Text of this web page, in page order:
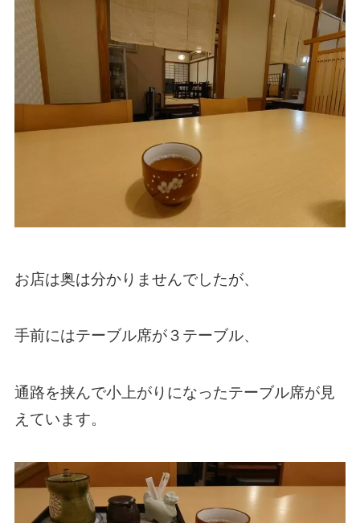
お店は奥は分かりませんでしたが、
手前にはテーブル席が３テーブル、
通路を挟んで小上がりになったテーブル席が見
えています。